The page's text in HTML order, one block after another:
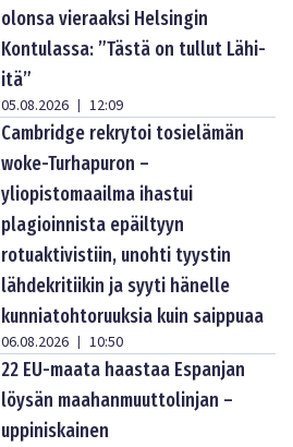
olonsa vieraaksi Helsingin
Kontulassa: ”Tästä on tullut Lähi-
itä”
05.08.2026 | 12:09
Cambridge rekrytoi tosielämän
woke-Turhapuron –
yliopistomaailma ihastui
plagioinnista epäiltyyn
rotuaktivistiin, unohti tyystin
lähdekritiikin ja syyti hänelle
kunniatohtoruuksia kuin saippuaa
06.08.2026 | 10:50
22 EU-maata haastaa Espanjan
löysän maahanmuuttolinjan –
uppiniskainen